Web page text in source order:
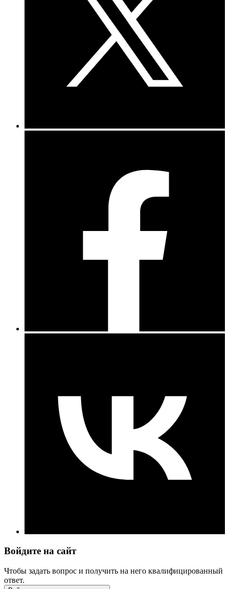
Войдите на сайт
Чтобы задать вопрос и получить на него квалифицированный
ответ.